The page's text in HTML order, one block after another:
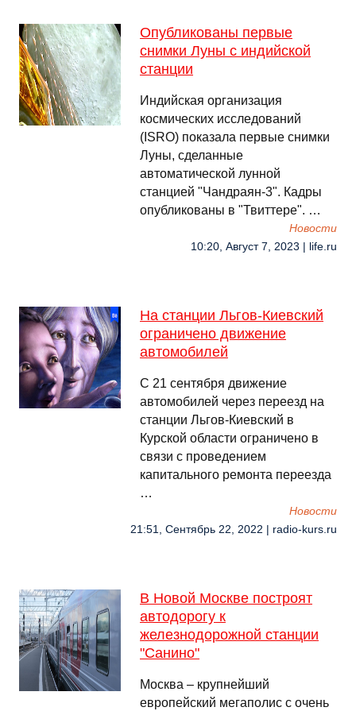
Опубликованы первые
снимки Луны с индийской
станции
Индийская организация
космических исследований
(ISRO) показала первые снимки
Луны, сделанные
автоматической лунной
станцией "Чандраян-3". Кадры
опубликованы в "Твиттере". …
Новости
10:20, Август 7, 2023 | life.ru
На станции Льгов-Киевский
ограничено движение
автомобилей
С 21 сентября движение
автомобилей через переезд на
станции Льгов-Киевский в
Курской области ограничено в
связи с проведением
капитального ремонта переезда
…
Новости
21:51, Сентябрь 22, 2022 | radio-kurs.ru
В Новой Москве построят
автодорогу к
железнодорожной станции
"Санино"
Москва – крупнейший
европейский мегаполис с очень